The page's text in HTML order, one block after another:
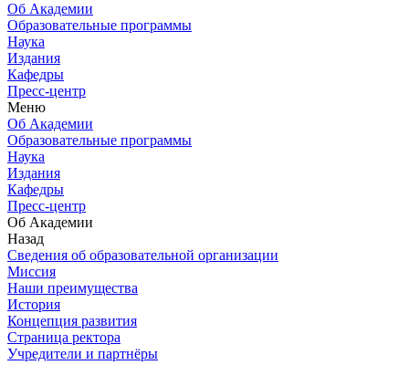
Об Академии
Образовательные программы
Наука
Издания
Кафедры
Пресс-центр
Меню
Об Академии
Образовательные программы
Наука
Издания
Кафедры
Пресс-центр
Об Академии
Назад
Сведения об образовательной организации
Миссия
Наши преимущества
История
Концепция развития
Страница ректора
Учредители и партнёры